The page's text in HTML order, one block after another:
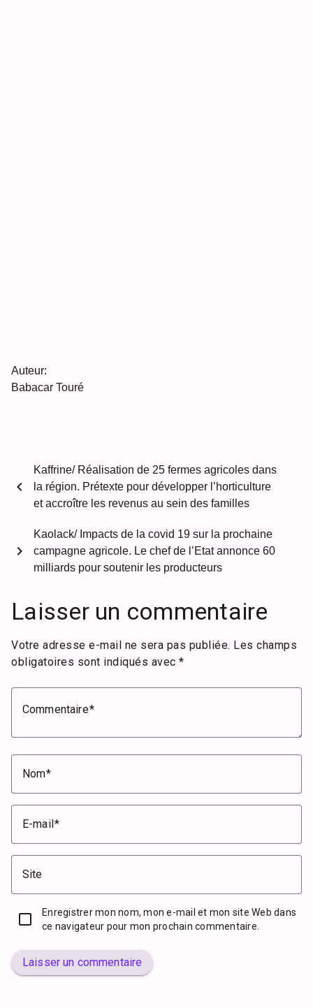
Auteur:
Babacar Touré
chevron_left
Kaffrine/ Réalisation de 25 fermes agricoles dans
la région. Prétexte pour développer l’horticulture
et accroître les revenus au sein des familles
Kaolack/ Impacts de la covid 19 sur la prochaine
campagne agricole. Le chef de l’Etat annonce 60
milliards pour soutenir les producteurs
chevron_right
Laisser un commentaire
Votre adresse e-mail ne sera pas publiée. Les champs
obligatoires sont indiqués avec *
Commentaire
Nom
E-mail
Site
Enregistrer mon nom, mon e-mail et mon site Web dans
ce navigateur pour mon prochain commentaire.
Laisser un commentaire